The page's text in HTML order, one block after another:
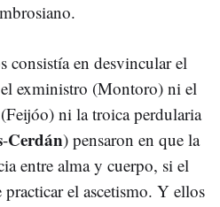
consistía en desvincular el
exministro (Montoro) ni el
ni la troica perdularia
-Cerdán) pensaron en que la
entre alma y cuerpo, si el
practicar el ascetismo. Y ellos